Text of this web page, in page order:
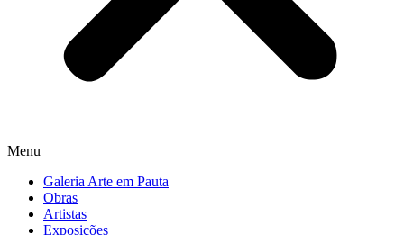
Menu
Galeria Arte em Pauta
Obras
Artistas
Exposições